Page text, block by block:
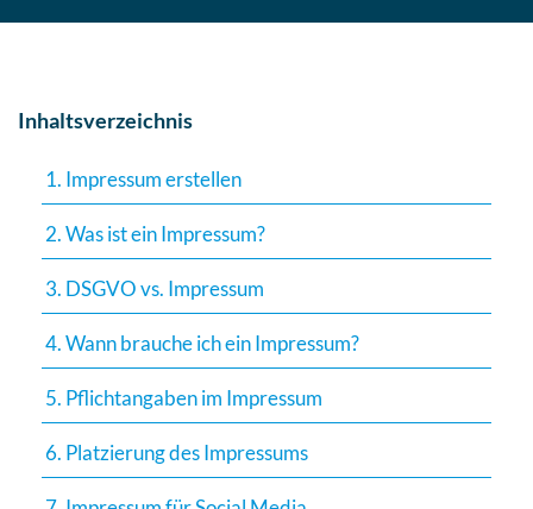
Inhaltsverzeichnis
1. Impressum erstellen
2. Was ist ein Impressum?
3. DSGVO vs. Impressum
4. Wann brauche ich ein Impressum?
5. Pflichtangaben im Impressum
6. Platzierung des Impressums